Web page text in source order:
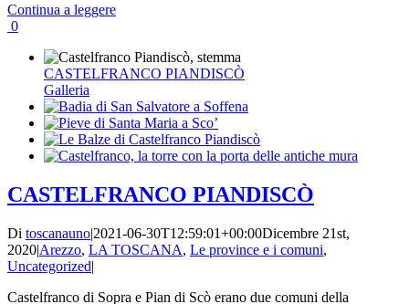
Continua a leggere
0
CASTELFRANCO PIANDISCÒ
Galleria
CASTELFRANCO PIANDISCÒ
Di toscanauno|2021-06-30T12:59:01+00:00Dicembre 21st,
2020|Arezzo, LA TOSCANA, Le province e i comuni,
Uncategorized|
Castelfranco di Sopra e Pian di Scò erano due comuni della